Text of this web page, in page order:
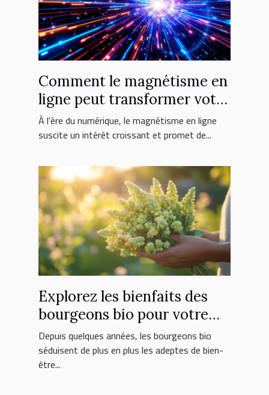
Comment le magnétisme en
ligne peut transformer votre
vie
À l'ère du numérique, le magnétisme en ligne
suscite un intérêt croissant et promet de...
Explorez les bienfaits des
bourgeons bio pour votre
bien-être quotidien
Depuis quelques années, les bourgeons bio
séduisent de plus en plus les adeptes de bien-
être...